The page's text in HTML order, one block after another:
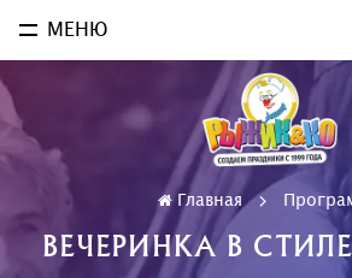
МЕНЮ
Главная
ВЕЧЕРИНКА В